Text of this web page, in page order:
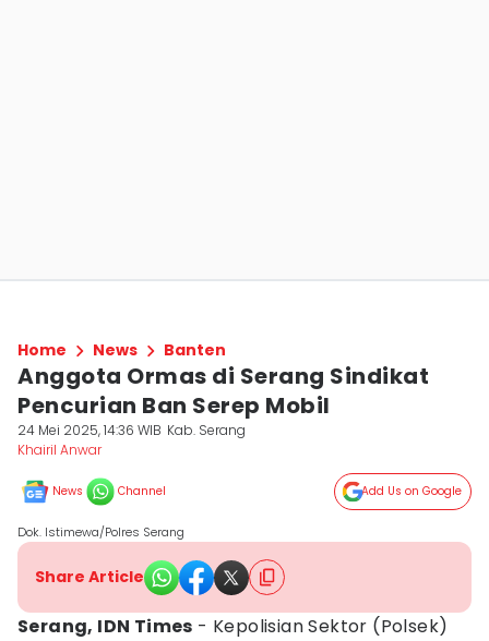
Home News Banten
Anggota Ormas di Serang Sindikat
Pencurian Ban Serep Mobil
24 Mei 2025, 14:36 WIB Kab. Serang
Khairil Anwar
News Channel Add Us on Google
Dok. Istimewa/Polres Serang
Share Article
Serang, IDN Times - Kepolisian Sektor (Polsek)